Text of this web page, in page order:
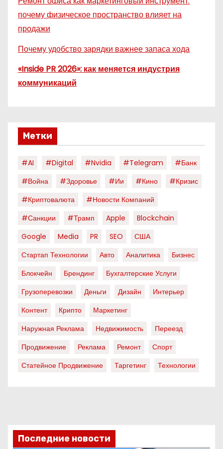
почему физическое пространство влияет на
продажи
Почему удобство зарядки важнее запаса хода
«Inside PR 2026»: как меняется индустрия
коммуникаций
Метки
#AI #digital #nvidia #telegram
#банк
#война
#здоровье #ии #кино
#кризис
#криптовалюта
#новости Компаний
#санкции
#трамп Apple
Blockchain
Google
Media PR SEO
США
Стартап Технологии
Авто Аналитика
Бизнес
Блокчейн
Брендинг
Бухгалтерские Услуги
Грузоперевозки
Деньги Дизайн
Интерьер
Контент
Крипто
Маркетинг
Наружная Реклама
Недвижимость
Переезд
Продвижение
Реклама Ремонт
Спорт
Статейное Продвижение
Таргетинг Технологии
Последние новости